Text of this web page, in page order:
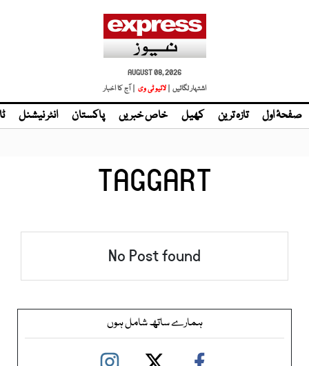
AUGUST 08, 2026
اشتہار لگائیں | لائیو ٹی وی | آج کا اخبار
صفحۂ اول تازہ ترین کھیل خاص خبریں پاکستان انٹر نیشنل
TAGGART
No Post found
ہمارے ساتھ شامل ہوں